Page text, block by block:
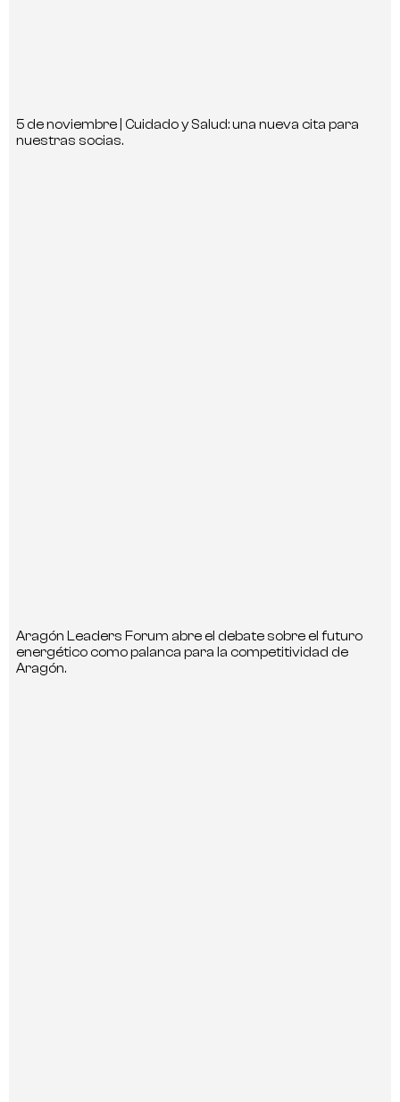
5 de noviembre | Cuidado y Salud: una nueva cita para
nuestras socias.
Aragón Leaders Forum abre el debate sobre el futuro
energético como palanca para la competitividad de
Aragón.